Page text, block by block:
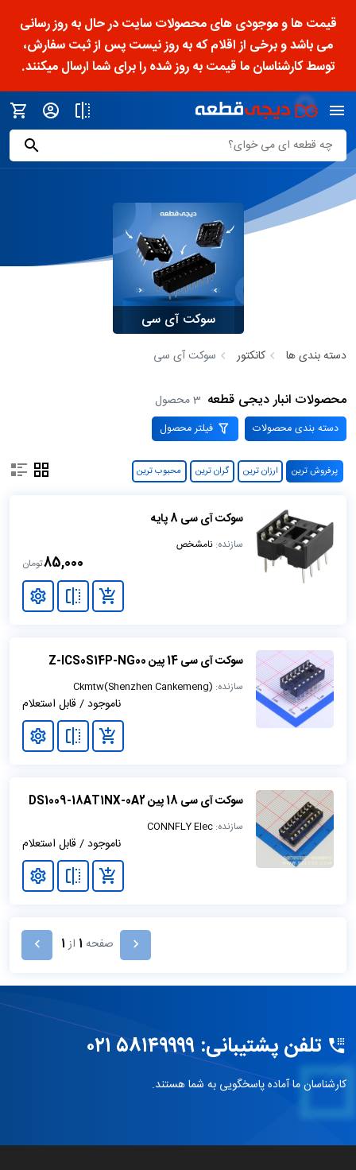
قیمت ها و موجودی های محصولات سایت در حال به روز رسانی
می باشد و برخی از اقلام که به روز نیست پس از ثبت سفارش،
توسط کارشناسان ما قیمت به روز شده را برای شما ارسال میکنند.
سوکت آی سی
دسته بندی ها کانکتور سوکت آی سی
محصولات انبار دیجی قطعه 3 محصول
دسته بندی محصولات فیلتر محصول
پرفروش ترین ارزان ترین گران ترین محبوب ترین
سوکت آی سی 8 پایه
سازنده: نامشخص
85,000تومان
سوکت آی سی 14 پین Z-ICS0S14P-NG00
سازنده: Ckmtw(Shenzhen Cankemeng)
ناموجود / قابل استعلام
سوکت آی سی 18 پین DS1009-18AT1NX-0A2
سازنده: CONNFLY Elec
ناموجود / قابل استعلام
صفحه 1 از1
تلفن پشتیبانی: ۵۸۱۴۹۹۹۹ ۰۲۱
کارشناسان ما آماده پاسخگویی به شما هستند.